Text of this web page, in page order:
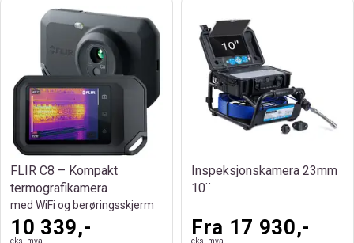
FLIR C8 – Kompakt
termografikamera
med WiFi og berøringsskjerm
10 339,-
eks. mva
Inspeksjonskamera 23mm
10¨
Fra 17 930,-
eks. mva